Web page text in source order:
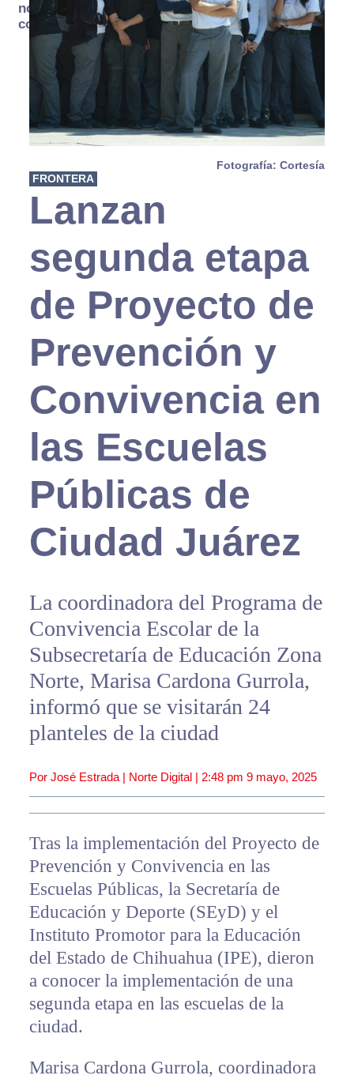
no se
consume
Fotografía: Cortesía
FRONTERA
Lanzan
segunda etapa
de Proyecto de
Prevención y
Convivencia en
las Escuelas
Públicas de
Ciudad Juárez
La coordinadora del Programa de
Convivencia Escolar de la
Subsecretaría de Educación Zona
Norte, Marisa Cardona Gurrola,
informó que se visitarán 24
planteles de la ciudad
Por José Estrada | Norte Digital | 2:48 pm 9 mayo, 2025
Tras la implementación del Proyecto de
Prevención y Convivencia en las
Escuelas Públicas, la Secretaría de
Educación y Deporte (SEyD) y el
Instituto Promotor para la Educación
del Estado de Chihuahua (IPE), dieron
a conocer la implementación de una
segunda etapa en las escuelas de la
ciudad.
Marisa Cardona Gurrola, coordinadora